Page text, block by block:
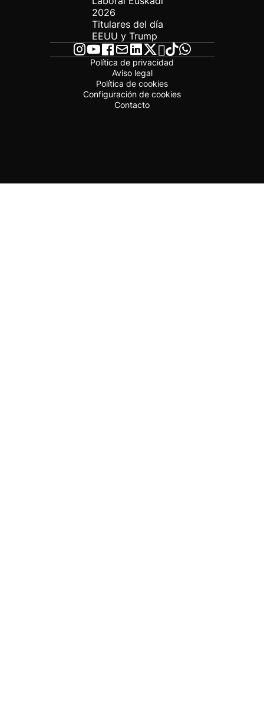
2026
Titulares del día
EEUU y Trump
Política de privacidad
Aviso legal
Política de cookies
Configuración de cookies
Contacto